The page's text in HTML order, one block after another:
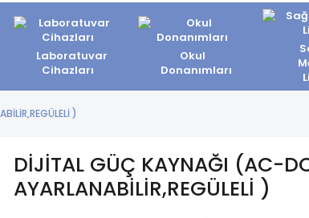
Laboratuvar
Cihazları
Okul
Donanımları
)
DİJİTAL GÜÇ KAYNAĞI (AC-
AYARLANABİLİR,REGÜLELİ )